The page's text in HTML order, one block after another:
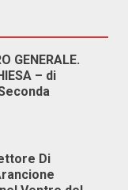
GENERALE.
– di
Di